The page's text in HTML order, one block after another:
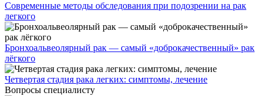
Современные методы обследования при подозрении на рак
легкого
Бронхоальвеолярный рак — самый «доброкачественный» рак
лёгкого
Четвертая стадия рака легких: симптомы, лечение
Вопросы специалисту